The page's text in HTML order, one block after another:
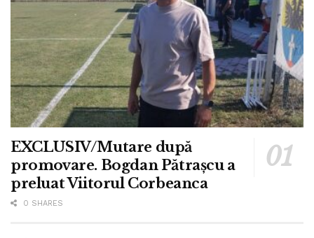
EXCLUSIV/Mutare după
promovare. Bogdan Pătrașcu a
preluat Viitorul Corbeanca
0 SHARES